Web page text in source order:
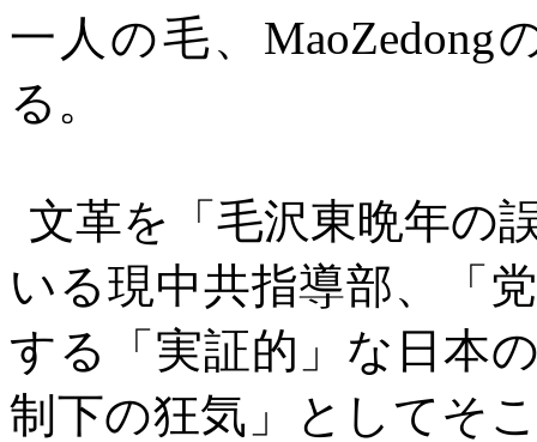
一人の毛、 MaoZedong
る。
文革を「毛沢東晩年の
いる現中共指導部、「
する「実証的」な日本
制下の狂気」としてそ